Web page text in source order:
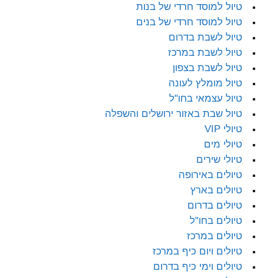
טיול למוסד חרדי של בנות
טיול למוסד חרדי של בנים
טיול לשבת בדרום
טיול לשבת במרכז
טיול לשבת בצפון
טיול מומלץ לעונה
טיול עצמאי בחו"ל
טיול שבת באזור ירושלים והשפלה
טיולי VIP
טיולי מים
טיולי שירים
טיולים באירופה
טיולים בארץ
טיולים בדרום
טיולים בחו"ל
טיולים במרכז
טיולים ויום כיף במרכז
טיולים וימי כיף בדרום